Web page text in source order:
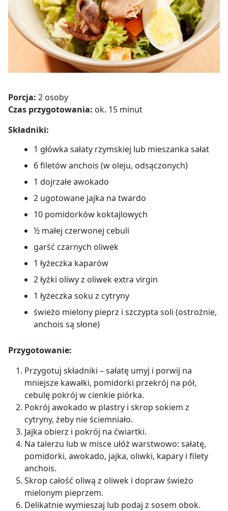
Porcja: 2 osoby
Czas przygotowania: ok. 15 minut
Składniki:
1 główka sałaty rzymskiej lub mieszanka sałat
6 filetów anchois (w oleju, odsączonych)
1 dojrzałe awokado
2 ugotowane jajka na twardo
10 pomidorków koktajlowych
½ małej czerwonej cebuli
garść czarnych oliwek
1 łyżeczka kaparów
2 łyżki oliwy z oliwek extra virgin
1 łyżeczka soku z cytryny
świeżo mielony pieprz i szczypta soli (ostrożnie,
anchois są słone)
Przygotowanie:
Przygotuj składniki – sałatę umyj i porwij na
mniejsze kawałki, pomidorki przekrój na pół,
cebulę pokrój w cienkie piórka.
Pokrój awokado w plastry i skrop sokiem z
cytryny, żeby nie ściemniało.
Jajka obierz i pokrój na ćwiartki.
Na talerzu lub w misce ułóż warstwowo: sałatę,
pomidorki, awokado, jajka, oliwki, kapary i filety
anchois.
Skrop całość oliwą z oliwek i dopraw świeżo
mielonym pieprzem.
Delikatnie wymieszaj lub podaj z sosem obok.